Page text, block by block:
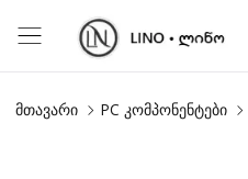
მთავარი PC კომპონენტები